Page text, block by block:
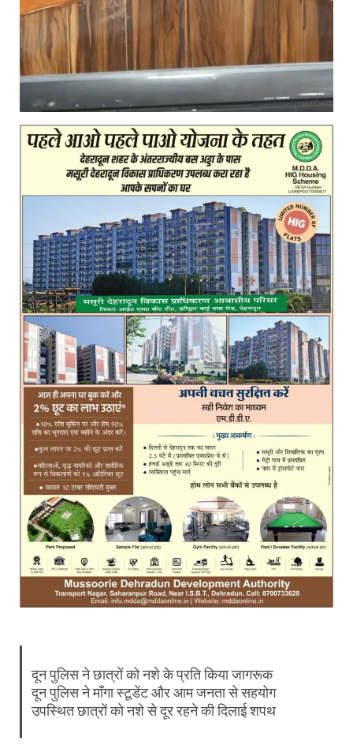
दून पुलिस ने छात्रों को नशे के प्रति किया जागरूक
दून पुलिस ने माँगा स्टूडेंट और आम जनता से सहयोग
उपस्थित छात्रों को नशे से दूर रहने की दिलाई शपथ